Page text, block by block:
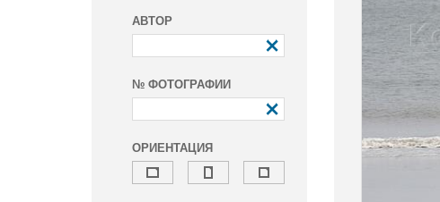
АВТОР
№ ФОТОГРАФИИ
ОРИЕНТАЦИЯ